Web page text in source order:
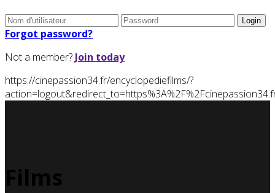
Forgot password?
Not a member? Join today
https://cinepassion34.fr/encyclopediefilms/?
Films